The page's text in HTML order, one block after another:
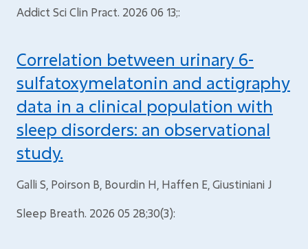
Addict Sci Clin Pract. 2026 06 13;:
Correlation between urinary 6-
sulfatoxymelatonin and actigraphy
data in a clinical population with
sleep disorders: an observational
study.
Galli S, Poirson B, Bourdin H, Haffen E, Giustiniani J
Sleep Breath. 2026 05 28;30(3):